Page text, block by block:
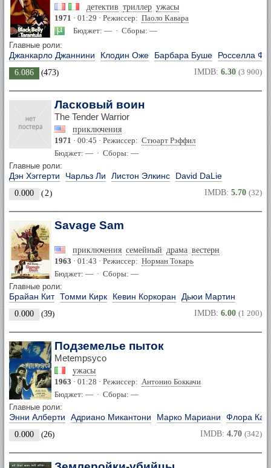
детектив триллер ужасы
1971 · 01:29 · Режиссер: Паоло Кавара
Бюджет: — · Сборы: —
Главные роли:
Джанкарло Джаннини Клодин Оже Барбара Буше Росселла
6.086 (473) IMDB: 6.30 (3 900)
Ласковый воин
The Tender Warrior
приключения
1971 · 00:45 · Режиссер: Стюарт Рэффил
Бюджет: — · Сборы: —
Главные роли:
Дэн Хэггерти Чарльз Ли Листон Элкинс David DaLie
0.000 (2) IMDB: 5.70 (32)
Savage Sam
приключения семейный драма вестерн
1963 · 01:43 · Режиссер: Норман Токарь
Бюджет: — · Сборы: —
Главные роли:
Брайан Кит Томми Кирк Кевин Коркоран Дьюи Мартин
0.000 (39) IMDB: 6.00 (1 200)
Подземелье пыток
Metempsyco
ужасы
1963 · 01:28 · Режиссер: Антонио Боккачи
Бюджет: — · Сборы: —
Главные роли:
Энни Алберти Адриано Микантони Марко Мариани Флора
0.000 (26) IMDB: 4.70 (342)